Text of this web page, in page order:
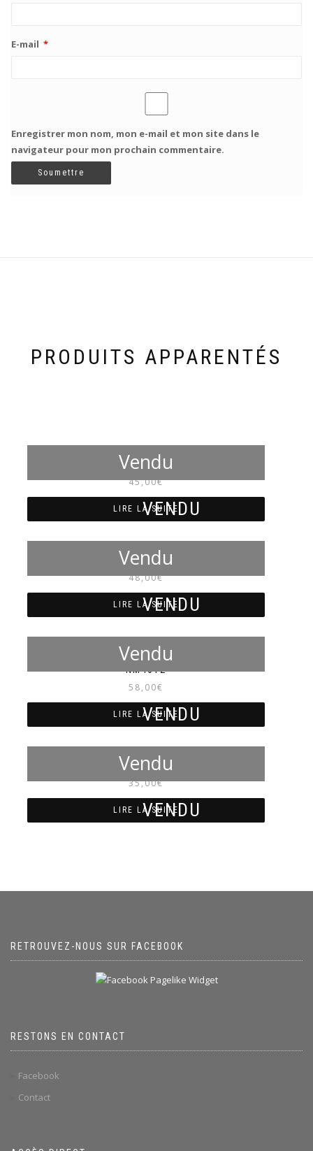
E-mail *
Enregistrer mon nom, mon e-mail et mon site dans le
navigateur pour mon prochain commentaire.
PRODUITS APPARENTÉS
NM4002
45,00€
LIRE LA SUITE
NM4041
48,00€
LIRE LA SUITE
NM4012
58,00€
LIRE LA SUITE
NM4010
35,00€
LIRE LA SUITE
RETROUVEZ-NOUS SUR FACEBOOK
RESTONS EN CONTACT
Facebook
Contact